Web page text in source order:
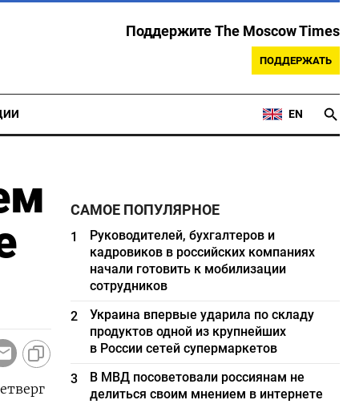
Поддержите The Moscow Times
ПОДДЕРЖАТЬ
EN
САМОЕ ПОПУЛЯРНОЕ
1
Руководителей, бухгалтеров и
кадровиков в российских компаниях
начали готовить к мобилизации
сотрудников
2
Украина впервые ударила по складу
продуктов одной из крупнейших
в России сетей супермаркетов
3
В МВД посоветовали россиянам не
делиться своим мнением в интернете